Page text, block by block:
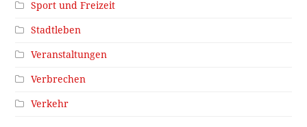
Sport und Freizeit
Stadtleben
Veranstaltungen
Verbrechen
Verkehr